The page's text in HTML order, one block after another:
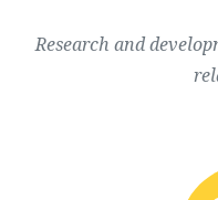
Research and